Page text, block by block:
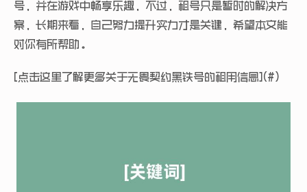
号，并在游戏中畅享乐趣，不过，租号只是暂时的解决方
案，长期来看，自己努力提升实力才是关键，希望本文能
对你有所帮助。
[点击这里了解更多关于无畏契约黑铁号的租用信息](#)